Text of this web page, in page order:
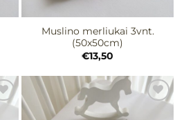
Muslino merliukai 3vnt.
(50x50cm)
€13,50